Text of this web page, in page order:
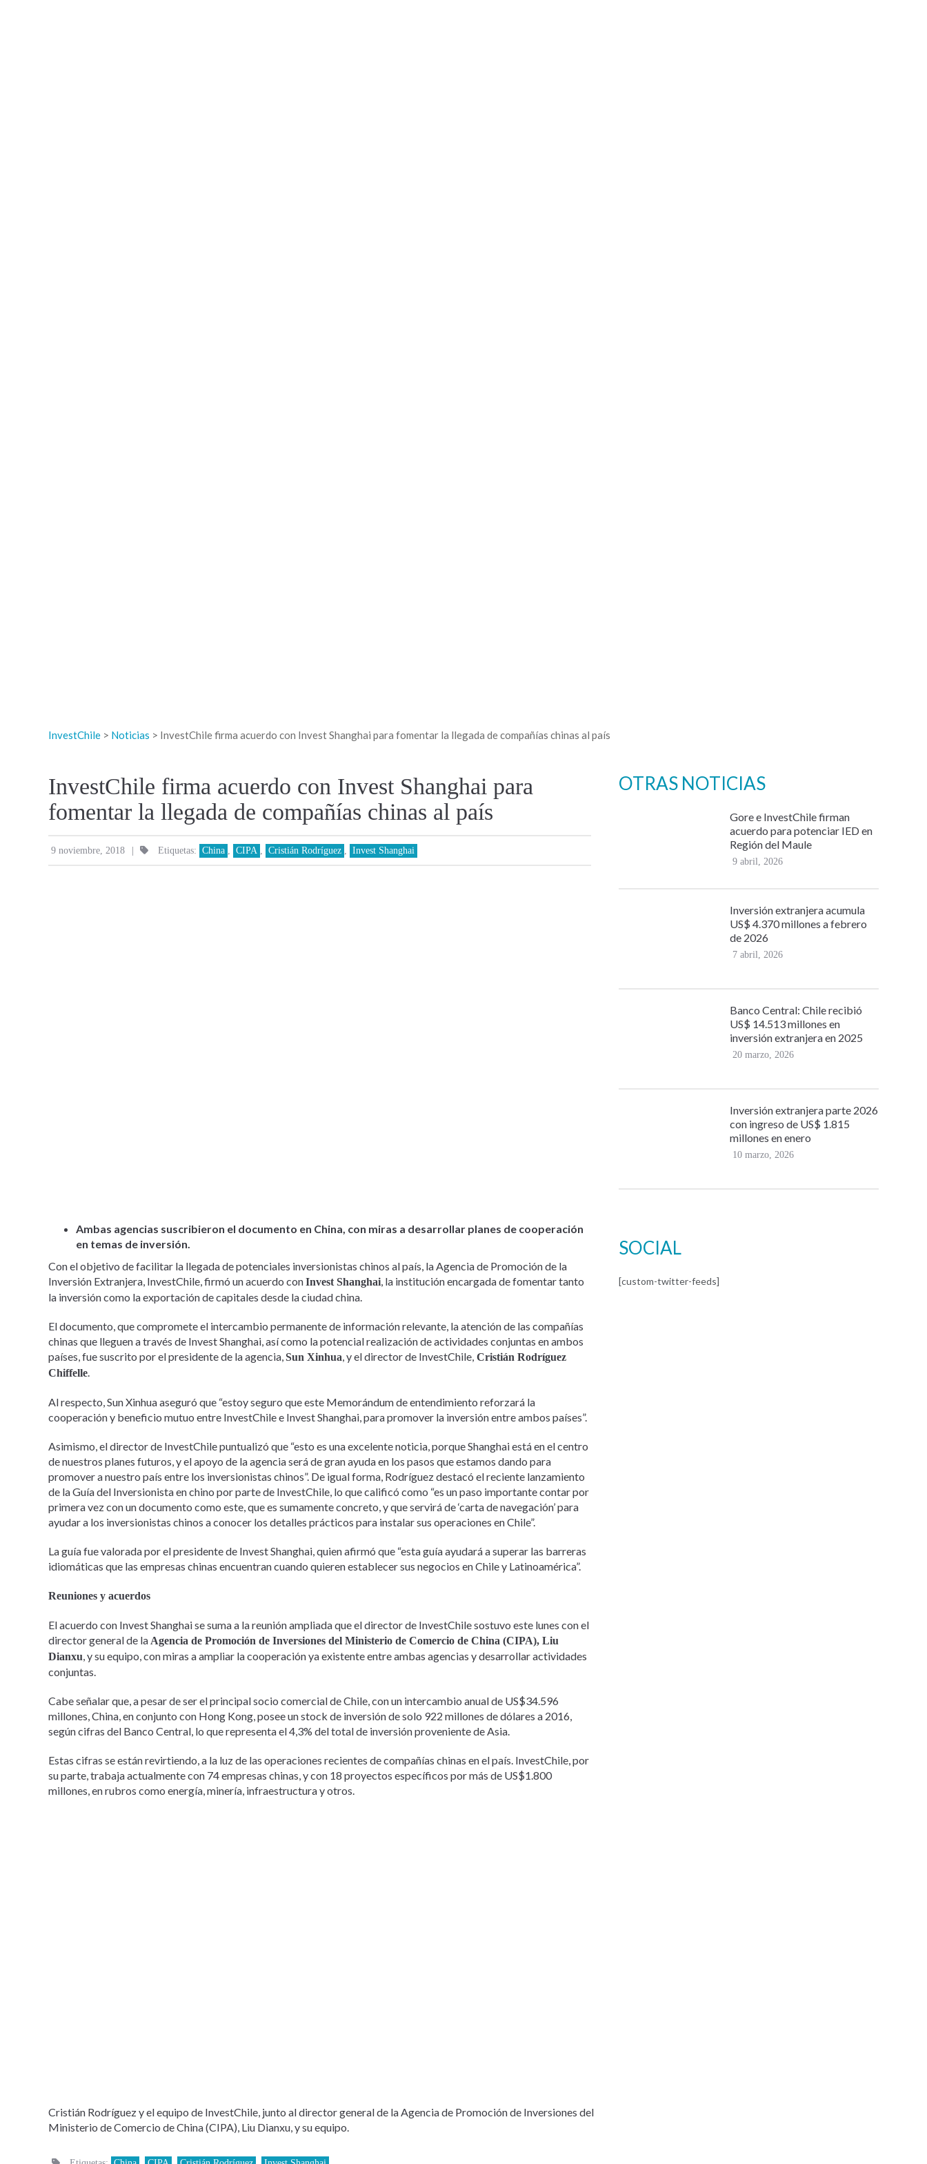
InvestChile > Noticias > InvestChile firma acuerdo con Invest Shanghai para fomentar la llegada de compañías chinas al país
InvestChile firma acuerdo con Invest Shanghai para
fomentar la llegada de compañías chinas al país
9 noviembre, 2018 | Etiquetas: China CIPA Cristián Rodríguez Invest Shanghai
Ambas agencias suscribieron el documento en China, con miras a desarrollar planes de cooperación
en temas de inversión.
Con el objetivo de facilitar la llegada de potenciales inversionistas chinos al país, la Agencia de Promoción de la
Inversión Extranjera, InvestChile, firmó un acuerdo conInvest Shanghai, la institución encargada de fomentar tanto
la inversión como la exportación de capitales desde la ciudad china.
El documento, que compromete el intercambio permanente de información relevante, la atención de las compañías
chinas que lleguen a través de Invest Shanghai, así como la potencial realización de actividades conjuntas en ambos
países, fue suscrito por el presidente de la agencia,Sun Xinhua, y el director de InvestChile, Cristián Rodríguez
Chiffelle.
Al respecto, Sun Xinhua aseguró que “estoy seguro que este Memorándum de entendimiento reforzará la
cooperación y beneficio mutuo entre InvestChile e Invest Shanghai, para promover la inversión entre ambos países”.
Asimismo, el director de InvestChile puntualizó que “esto es una excelente noticia, porque Shanghai está en el centro
de nuestros planes futuros, y el apoyo de la agencia será de gran ayuda en los pasos que estamos dando para
promover a nuestro país entre los inversionistas chinos”. De igual forma, Rodríguez destacó el reciente lanzamiento
de la Guía del Inversionista en chino por parte de InvestChile, lo que calificó como “es un paso importante contar por
primera vez con un documento como este, que es sumamente concreto, y que servirá de ‘carta de navegación’ para
ayudar a los inversionistas chinos a conocer los detalles prácticos para instalar sus operaciones en Chile”.
La guía fue valorada por el presidente de Invest Shanghai, quien afirmó que “esta guía ayudará a superar las barreras
idiomáticas que las empresas chinas encuentran cuando quieren establecer sus negocios en Chile y Latinoamérica”.
Reuniones y acuerdos
El acuerdo con Invest Shanghai se suma a la reunión ampliada que el director de InvestChile sostuvo este lunes con el
director general de la Agencia de Promoción de Inversiones del Ministerio de Comercio de China (CIPA), Liu
Dianxu, y su equipo, con miras a ampliar la cooperación ya existente entre ambas agencias y desarrollar actividades
conjuntas.
Cabe señalar que, a pesar de ser el principal socio comercial de Chile, con un intercambio anual de US$34.596
millones, China, en conjunto con Hong Kong, posee un stock de inversión de solo 922 millones de dólares a 2016,
según cifras del Banco Central, lo que representa el 4,3% del total de inversión proveniente de Asia.
Estas cifras se están revirtiendo, a la luz de las operaciones recientes de compañías chinas en el país. InvestChile, por
su parte, trabaja actualmente con 74 empresas chinas, y con 18 proyectos específicos por más de US$1.800
millones, en rubros como energía, minería, infraestructura y otros.
Cristián Rodríguez y el equipo de InvestChile, junto al director general de la Agencia de Promoción de Inversiones del
Ministerio de Comercio de China (CIPA), Liu Dianxu, y su equipo.
OTRAS NOTICIAS
Gore e InvestChile firman
acuerdo para potenciar IED en
Región del Maule
9 abril, 2026
Inversión extranjera acumula
US$ 4.370 millones a febrero
de 2026
7 abril, 2026
Banco Central: Chile recibió
US$ 14.513 millones en
inversión extranjera en 2025
20 marzo, 2026
Inversión extranjera parte 2026
con ingreso de US$ 1.815
millones en enero
10 marzo, 2026
SOCIAL
[custom-twitter-feeds]